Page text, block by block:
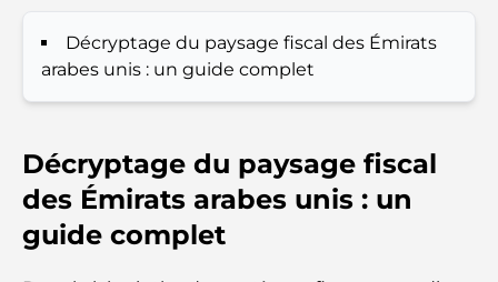
Cafés à Business Bay : l’alliance parfaite du café et
de la convivialité
gastronomique inoubliable
Découverte des restaurants de Jumeirah Golf
Estates : un guide culinaire
Décryptage du paysage fiscal des Émirats
arabes unis : un guide complet
Décryptage du paysage fiscal
des Émirats arabes unis : un
guide complet